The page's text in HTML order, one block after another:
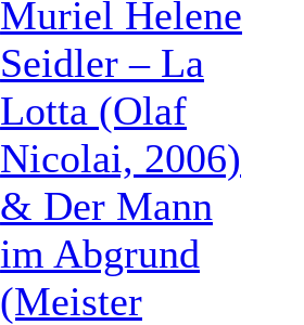
Muriel Helene
Seidler – La
Lotta (Olaf
Nicolai, 2006)
& Der Mann
im Abgrund
(Meister